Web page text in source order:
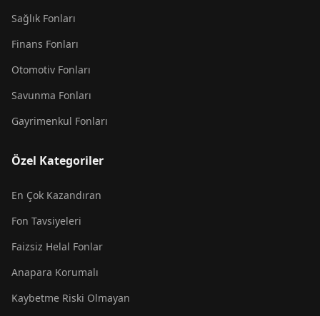
Sağlık Fonları
Finans Fonları
Otomotiv Fonları
Savunma Fonları
Gayrimenkul Fonları
Özel Kategoriler
En Çok Kazandıran
Fon Tavsiyeleri
Faizsiz Helal Fonlar
Anapara Korumalı
Kaybetme Riski Olmayan